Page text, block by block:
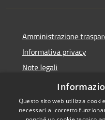
Amministrazione
Informativa privacy
Note legali
Dichiarazione di
Questo sito web utilizza
necessari al corretto